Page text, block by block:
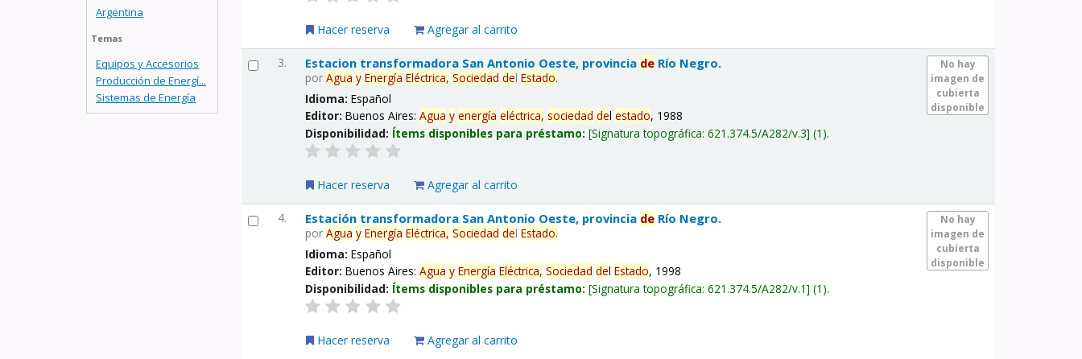
Argentina
Temas
Equipos y Accesorios
Producción de Energí...
Sistemas de Energía
Hacer reserva Agregar al carrito
3.
No hay
imagen de
cubierta
disponible
Estacion transformadora San Antonio Oeste, provincia de Río Negro.
porAgua y Energía Eléctrica, Sociedad delEstado.
Idioma:Español
Editor:Buenos Aires:Agua y energía eléctrica, sociedad delestado, 1988
Disponibilidad: Ítems disponibles para préstamo: Signatura topográfica:621.374.5/A282/v.3 (1).
Hacer reserva Agregar al carrito
4.
No hay
imagen de
cubierta
disponible
Estación transformadora San Antonio Oeste, provincia de Río Negro.
porAgua y Energía Eléctrica, Sociedad delEstado.
Idioma:Español
Editor:Buenos Aires:Agua y Energía Eléctrica, Sociedad delEstado, 1998
Disponibilidad: Ítems disponibles para préstamo: Signatura topográfica:621.374.5/A282/v.1 (1).
Hacer reserva Agregar al carrito